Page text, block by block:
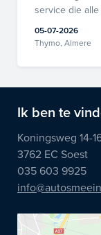
service die
05-07-2026
Thymo, Almere
Ik ben te
Koningsweg 14-
3762 EC Soest
035 603 9925